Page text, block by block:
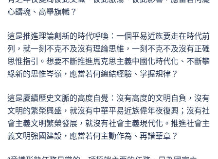
心鑄魂、高舉旗幟？
這是推進理論創新的時代呼喚：一個平易近族要走在時代前
列，就一刻不克不及沒有理論思維，一刻不克不及沒有正確
思惟指引。想要不斷推進馬克思主義中國化時代化、不斷攀
緣新的思惟岑嶺，應當若何總結經驗、掌握規律？
這是賡續歷史文脈的高度自覺：沒有高度的文明自負，沒有
文明的繁榮興盛，就沒有中華平易近族偉年夜復興；沒有社
會主義文明繁榮發展，就沒有社會主義現代化。推進社會主
義文明強國建設，應當若何主動作為、再譜華章？